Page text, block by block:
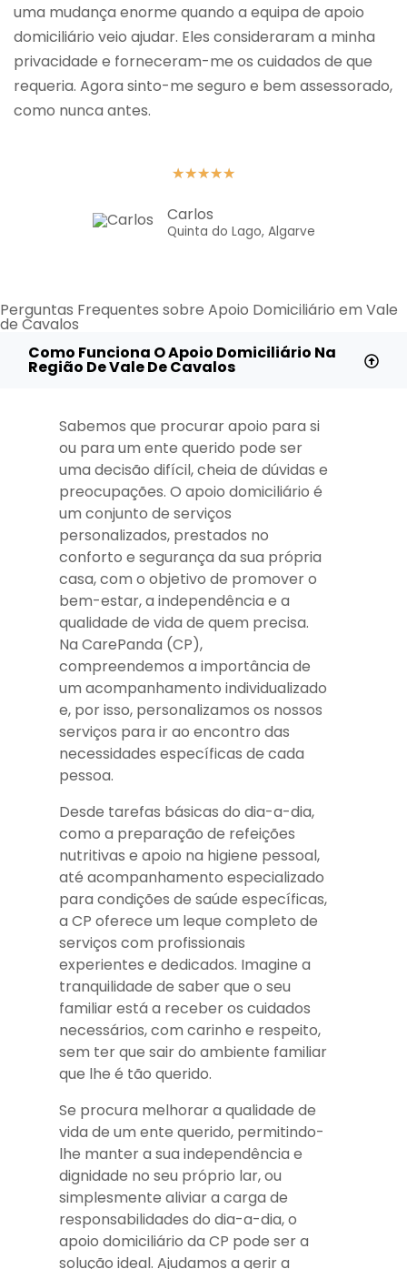
uma mudança enorme quando a equipa de apoio
domiciliário veio ajudar. Eles consideraram a minha
privacidade e forneceram-me os cuidados de que
requeria. Agora sinto-me seguro e bem assessorado,
como nunca antes.
★★★★★
Carlos
Quinta do Lago, Algarve
Perguntas Frequentes sobre Apoio Domiciliário em Vale
de Cavalos
Como Funciona O Apoio Domiciliário Na
Região De Vale De Cavalos
Sabemos que procurar apoio para si
ou para um ente querido pode ser
uma decisão difícil, cheia de dúvidas e
preocupações. O apoio domiciliário é
um conjunto de serviços
personalizados, prestados no
conforto e segurança da sua própria
casa, com o objetivo de promover o
bem-estar, a independência e a
qualidade de vida de quem precisa.
Na CarePanda (CP),
compreendemos a importância de
um acompanhamento individualizado
e, por isso, personalizamos os nossos
serviços para ir ao encontro das
necessidades específicas de cada
pessoa.
Desde tarefas básicas do dia-a-dia,
como a preparação de refeições
nutritivas e apoio na higiene pessoal,
até acompanhamento especializado
para condições de saúde específicas,
a CP oferece um leque completo de
serviços com profissionais
experientes e dedicados. Imagine a
tranquilidade de saber que o seu
familiar está a receber os cuidados
necessários, com carinho e respeito,
sem ter que sair do ambiente familiar
que lhe é tão querido.
Se procura melhorar a qualidade de
vida de um ente querido, permitindo-
lhe manter a sua independência e
dignidade no seu próprio lar, ou
simplesmente aliviar a carga de
responsabilidades do dia-a-dia, o
apoio domiciliário da CP pode ser a
solução ideal. Ajudamos a gerir a